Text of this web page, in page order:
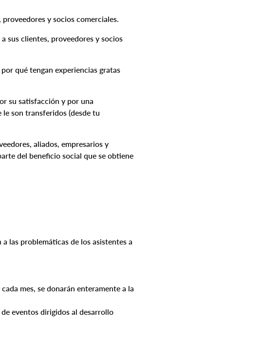
y socios comerciales.
sus clientes, proveedores y socios
qué tengan experiencias gratas
su satisfacción y por una
le son transferidos (desde tu
aliados, empresarios y
del beneficio social que se obtiene
las problemáticas de los asistentes a
mes, se donarán enteramente a la
eventos dirigidos al desarrollo